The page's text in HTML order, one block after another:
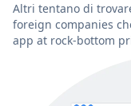
Altri tentano di
foreign companies
app at rock-bottom